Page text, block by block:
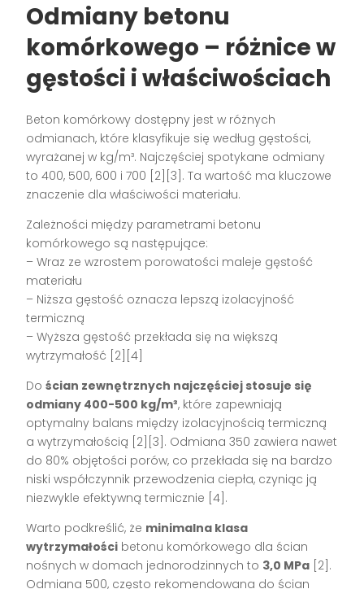
Odmiany betonu
komórkowego – różnice w
gęstości i właściwościach
Beton komórkowy dostępny jest w różnych
odmianach, które klasyfikuje się według gęstości,
wyrażanej w kg/m³. Najczęściej spotykane odmiany
to 400, 500, 600 i 700 [2][3]. Ta wartość ma kluczowe
znaczenie dla właściwości materiału.
Zależności między parametrami betonu
komórkowego są następujące:
– Wraz ze wzrostem porowatości maleje gęstość
materiału
– Niższa gęstość oznacza lepszą izolacyjność
termiczną
– Wyższa gęstość przekłada się na większą
wytrzymałość [2][4]
Dościan zewnętrznych najczęściej stosuje się
odmiany 400-500 kg/m³, które zapewniają
optymalny balans między izolacyjnością termiczną
a wytrzymałością [2][3]. Odmiana 350 zawiera nawet
do 80% objętości porów, co przekłada się na bardzo
niski współczynnik przewodzenia ciepła, czyniąc ją
niezwykle efektywną termicznie [4].
Warto podkreślić, że minimalna klasa
wytrzymałości betonu komórkowego dla ścian
nośnych w domach jednorodzinnych to 3,0 MPa [2].
Odmiana 500, często rekomendowana do ścian